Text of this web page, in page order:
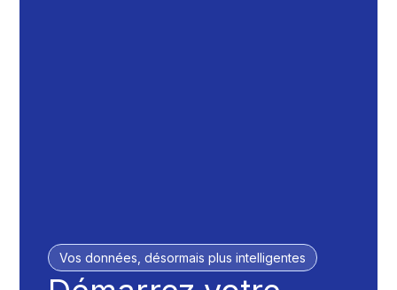
Vos données, désormais plus intelligentes